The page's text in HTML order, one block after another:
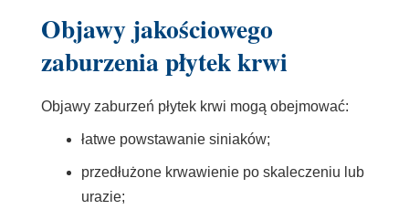
Objawy jakościowego
zaburzenia płytek krwi
Objawy zaburzeń płytek krwi mogą obejmować:
łatwe powstawanie siniaków;
przedłużone krwawienie po skaleczeniu lub
urazie;